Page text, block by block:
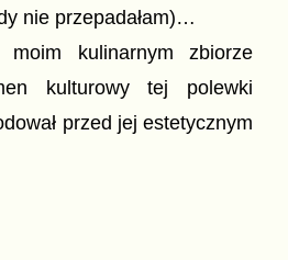
nie przepadałam)…
kulinarnym zbiorze
kulturowy tej polewki
przed jej estetycznym